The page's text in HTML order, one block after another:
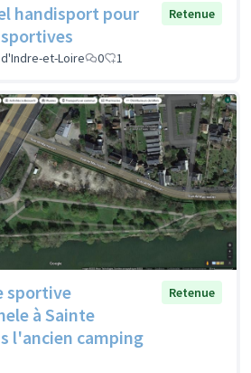
handisport pour
Retenue
et-Loire 0 1
sportive
à Sainte
l'ancien camping
Retenue